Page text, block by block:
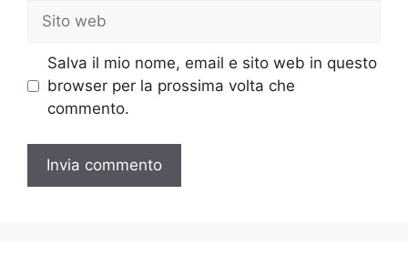
Sito
web
Salva il mio nome, email e sito web in questo
browser per la prossima volta che
commento.